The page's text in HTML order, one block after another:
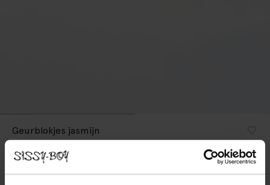
Geurblokjes jasmijn
19.96/ 4 st.